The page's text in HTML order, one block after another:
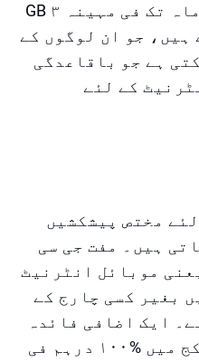
ہیں۔ علاوہ ازیں، وہ ۶ ماہ تک فی مہینہ ۳ GB
ہیں، جو ان لوگوں کے
ہے جو باقاعدگی
کے لئے
مختص پیشکشیں
ہیں۔ مفت جی سی
موبائل انٹرنیٹ
بغیر کسی چارج کے
ایک اضافی فائدہ
یہ ہے کہ خاندان کے پیکج میں %۱۰۰ درہم فی